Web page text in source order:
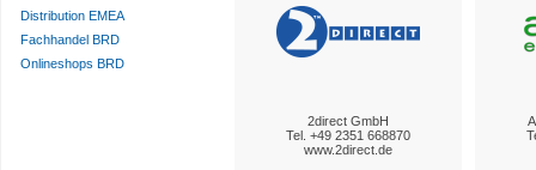
Distribution EMEA
Fachhandel BRD
Onlineshops BRD
2direct GmbH
Tel. +49 2351 668870
www.2direct.de